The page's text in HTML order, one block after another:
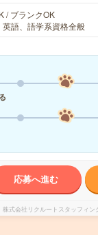
/ ブランクOK
語、語学系資格全般
応募へ進む
株式会社リクルートスタッフィン